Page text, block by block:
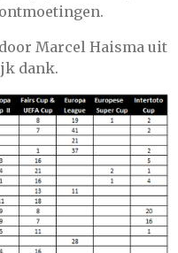
Marcel Haisma uit
dank.